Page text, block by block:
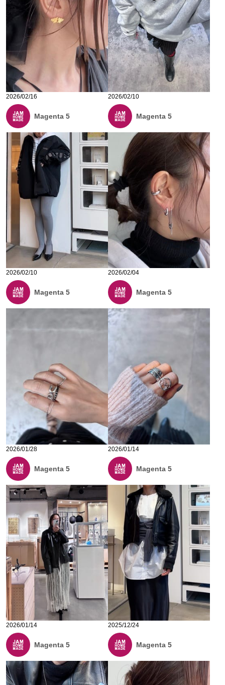
2026/02/16
Magenta 5
2026/02/10
Magenta 5
2026/02/10
Magenta 5
2026/02/04
Magenta 5
2026/01/28
Magenta 5
2026/01/14
Magenta 5
2026/01/14
Magenta 5
2025/12/24
Magenta 5